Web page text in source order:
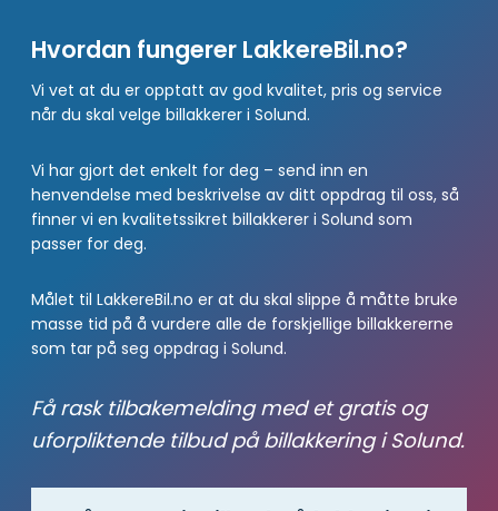
Hvordan fungerer LakkereBil.no?
Vi vet at du er opptatt av god kvalitet, pris og service
når du skal velge billakkerer i Solund.
Vi har gjort det enkelt for deg – send inn en
henvendelse med beskrivelse av ditt oppdrag til oss, så
finner vi en kvalitetssikret billakkerer i Solund som
passer for deg.
Målet til LakkereBil.no er at du skal slippe å måtte bruke
masse tid på å vurdere alle de forskjellige billakkererne
som tar på seg oppdrag i Solund.
Få rask tilbakemelding med et gratis og
uforpliktende tilbud på billakkering i Solund.